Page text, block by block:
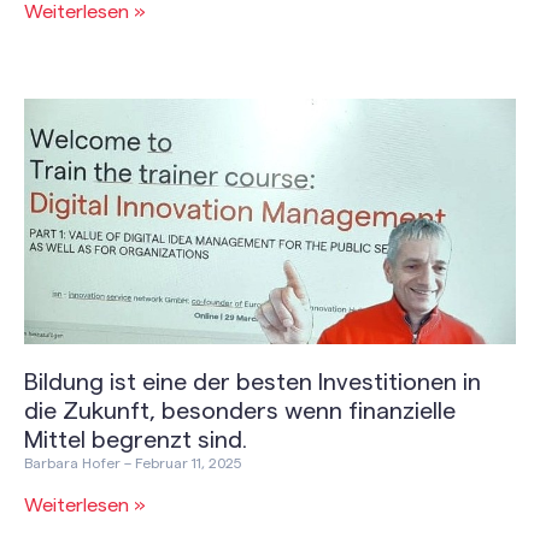
Weiterlesen »
Bildung ist eine der besten Investitionen in
die Zukunft, besonders wenn finanzielle
Mittel begrenzt sind.
Barbara Hofer Februar 11, 2025
Weiterlesen »